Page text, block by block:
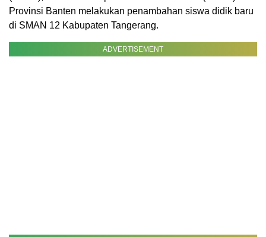
Provinsi Banten melakukan penambahan siswa didik baru
di SMAN 12 Kabupaten Tangerang.
ADVERTISEMENT